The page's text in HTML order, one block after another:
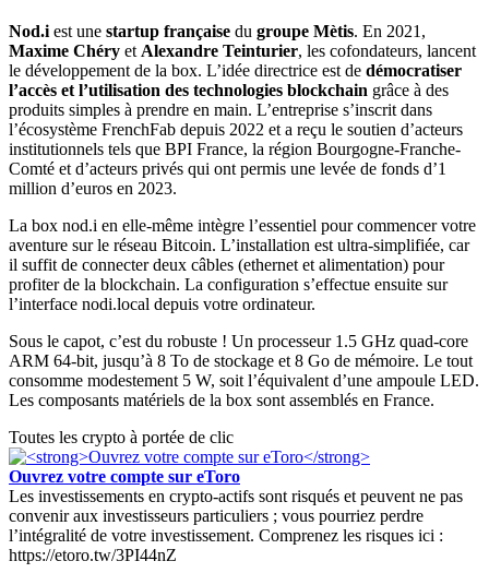
Nod.i est une startup française du groupe Mètis. En 2021,
Maxime Chéry et Alexandre Teinturier, les cofondateurs, lancent
le développement de la box. L’idée directrice est de démocratiser
l’accès et l’utilisation des technologies blockchain grâce à des
produits simples à prendre en main. L’entreprise s’inscrit dans
l’écosystème FrenchFab depuis 2022 et a reçu le soutien d’acteurs
institutionnels tels que BPI France, la région Bourgogne-Franche-
Comté et d’acteurs privés qui ont permis une levée de fonds d’1
million d’euros en 2023.
La box nod.i en elle-même intègre l’essentiel pour commencer votre
aventure sur le réseau Bitcoin. L’installation est ultra-simplifiée, car
il suffit de connecter deux câbles (ethernet et alimentation) pour
profiter de la blockchain. La configuration s’effectue ensuite sur
l’interface nodi.local depuis votre ordinateur.
Sous le capot, c’est du robuste ! Un processeur 1.5 GHz quad-core
ARM 64-bit, jusqu’à 8 To de stockage et 8 Go de mémoire. Le tout
consomme modestement 5 W, soit l’équivalent d’une ampoule LED.
Les composants matériels de la box sont assemblés en France.
Toutes les crypto à portée de clic
Ouvrez votre compte sur eToro
Les investissements en crypto-actifs sont risqués et peuvent ne pas
convenir aux investisseurs particuliers ; vous pourriez perdre
l’intégralité de votre investissement. Comprenez les risques ici :
https://etoro.tw/3PI44nZ